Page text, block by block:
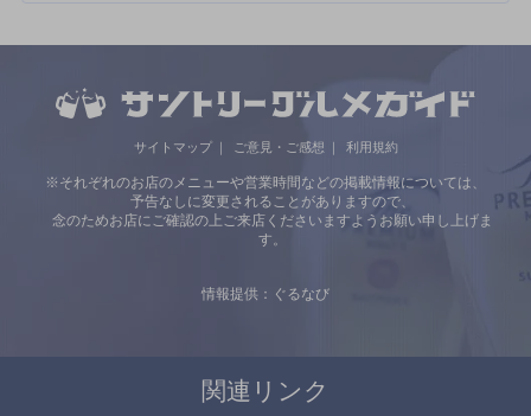
サイトマップ ご意見・ご感想 利用規約
※それぞれのお店のメニューや営業時間などの掲載情報については、
予告なしに変更されることがありますので、
念のためお店にご確認の上ご来店くださいますようお願い申し上げま
す。
情報提供：ぐるなび
関連リンク